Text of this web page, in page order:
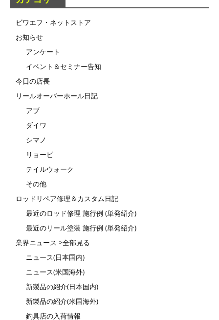
ビワエフ・ネットストア
お知らせ
アンケート
イベント＆セミナー告知
今日の店長
リールオーバーホール日記
アブ
ダイワ
シマノ
リョービ
テイルウォーク
その他
ロッドリペア修理＆カスタム日記
最近のロッド修理 施行例 (単発紹介)
最近のリール塗装 施行例 (単発紹介)
業界ニュース >全部見る
ニュース(日本国内)
ニュース(米国海外)
新製品の紹介(日本国内)
新製品の紹介(米国海外)
釣具店の入荷情報